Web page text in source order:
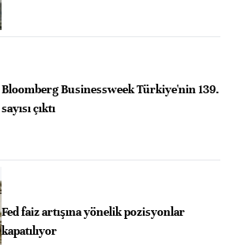
Bloomberg Businessweek Türkiye'nin 139.
sayısı çıktı
Fed faiz artışına yönelik pozisyonlar
kapatılıyor